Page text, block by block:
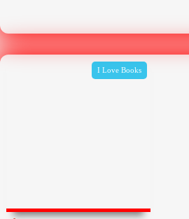
I Love Books